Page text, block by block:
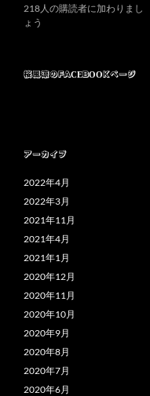
レ
ス
218人の購読者に加わりまし
ょう
桜風涼のFACEBOOKページ
アーカイブ
2022年4月
2022年3月
2021年11月
2021年4月
2021年1月
2020年12月
2020年11月
2020年10月
2020年9月
2020年8月
2020年7月
2020年6月